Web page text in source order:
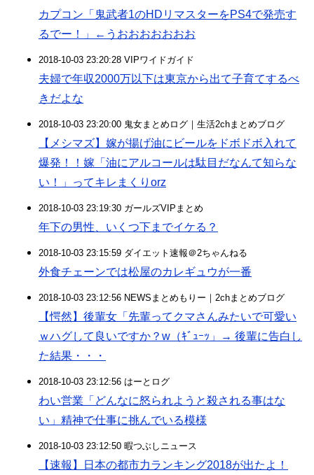
カプコン「鬼武者1のHDリマスターをPS4で発売す
るでー！」←うおおおおおおお
2018-10-03 23:20:28 VIPワイドガイド
夫婦で年収2000万以下は東京から出て子育てするべ
きだよな
2018-10-03 23:20:00 鬼女まとめログ｜生活2chまとめブログ
【メシマズ】嫁が揚げ油にビールをドボドボ入れて
爆発！！嫁「油にアルコールは駄目だなんて知らな
い！」ってキレまくりorz
2018-10-03 23:19:30 ガールズVIPまとめ
年下の男性、いくつ下までイケる？
2018-10-03 23:15:59 ダイエット速報＠2ちゃんねる
外食チェーンでは松屋のカレギュウが一番
2018-10-03 23:12:56 NEWSまとめもりー｜2chまとめブログ
【愕然】後輩女「先輩ってクマさんみたいで可愛い
ｗハグして良いですか？w（ｷﾞｭｰｯ」→ 後輩に告白し
た結果・・・
2018-10-03 23:12:56 はーとログ
わい営業「どんなに怒られようと殺される事はな
い」精神で仕事に挑んでいる模様
2018-10-03 23:12:50 暇つぶしニュース
【速報】日本の都市力ランキング2018が出たよ！